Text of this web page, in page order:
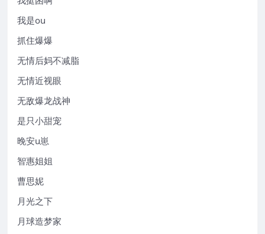
我是ou
抓住爆爆
无情后妈不减脂
无情近视眼
无敌爆龙战神
是只小甜宠
晚安u崽
智惠姐姐
曹思妮
月光之下
月球造梦家